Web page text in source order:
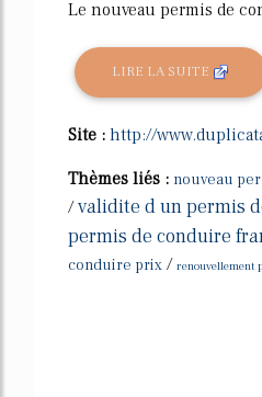
Le nouveau permis de
LIRE LA SUITE
Site : http://
Thèmes liés : nouveau
/validite d un permis
permis de conduire
conduire prix / renouvellement